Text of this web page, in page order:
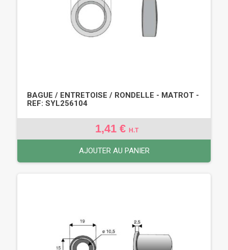
BAGUE / ENTRETOISE / RONDELLE - MATROT -
REF: SYL256104
1,41 € H.T
AJOUTER AU PANIER